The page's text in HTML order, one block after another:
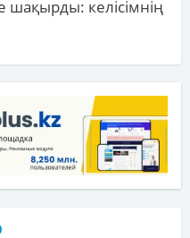
шақырды: келісімнің